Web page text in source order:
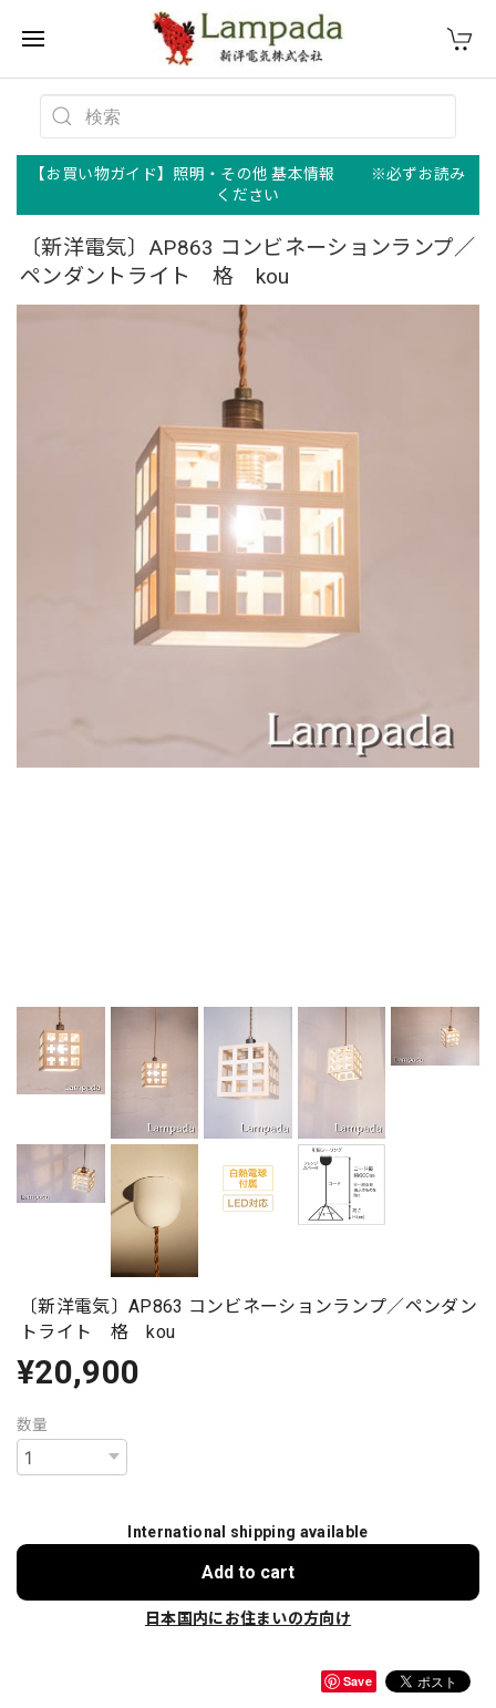
【お買い物ガイド】照明・その他 基本情報 ※必ずお読み
ください
〔新洋電気〕AP863 コンビネーションランプ／
ペンダントライト 格 kou
〔新洋電気〕AP863 コンビネーションランプ／ペンダン
トライト 格 kou
¥20,900
数量
International shipping available
Add to cart
日本国内にお住まいの方向け
Save